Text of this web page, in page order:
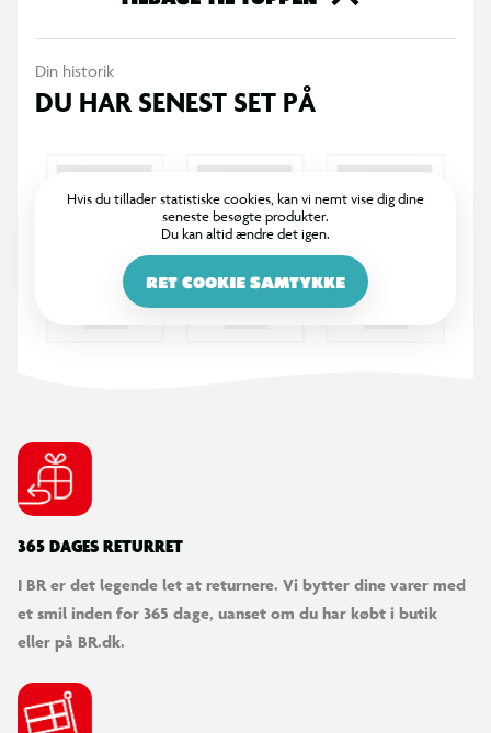
Din historik
DU HAR SENEST SET PÅ
Hvis du tillader statistiske cookies, kan vi nemt vise dig dine
seneste besøgte produkter.
Du kan altid ændre det igen.
RET COOKIE SAMTYKKE
365 DAGES RETURRET
I BR er det legende let at returnere. Vi bytter dine varer med
et smil inden for 365 dage, uanset om du har købt i butik
eller på BR.dk.